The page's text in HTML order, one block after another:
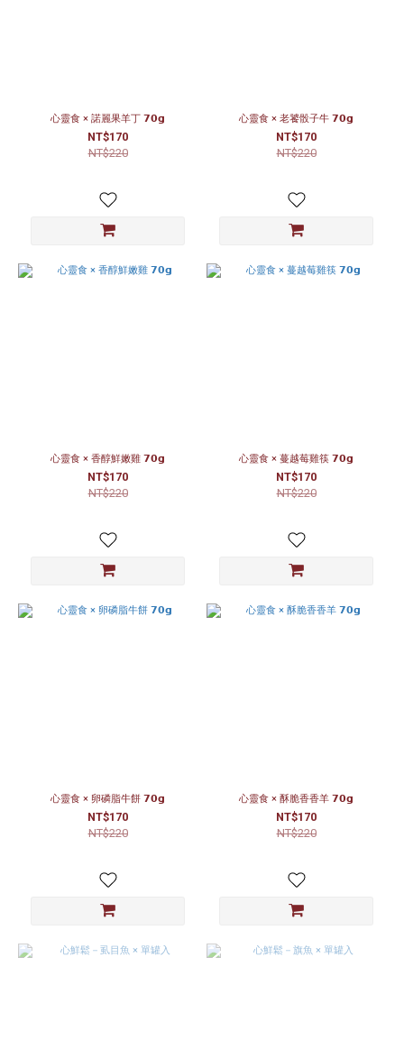
心靈食 × 諾麗果羊丁 𝟳𝟬𝗴
NT$170
NT$220
心靈食 × 老饕骰子牛 𝟳𝟬𝗴
NT$170
NT$220
心靈食 × 香醇鮮嫩雞 𝟳𝟬𝗴
NT$170
NT$220
心靈食 × 蔓越莓雞筷 𝟳𝟬𝗴
NT$170
NT$220
心靈食 × 卵磷脂牛餅 𝟳𝟬𝗴
NT$170
NT$220
心靈食 × 酥脆香香羊 𝟳𝟬𝗴
NT$170
NT$220